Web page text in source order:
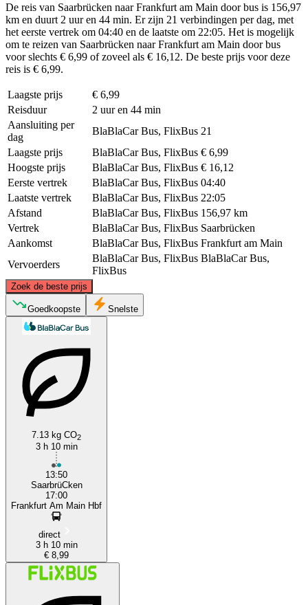
De reis van Saarbrücken naar Frankfurt am Main door bus is 156,97
km en duurt 2 uur en 44 min. Er zijn 21 verbindingen per dag, met
het eerste vertrek om 04:40 en de laatste om 22:05. Het is mogelijk
om te reizen van Saarbrücken naar Frankfurt am Main door bus
voor slechts € 6,99 of zoveel als € 16,12. De beste prijs voor deze
reis is € 6,99.
Laagste prijs
€ 6,99
Reisduur
2 uur en 44 min
Aansluiting per
dag
BlaBlaCar Bus, FlixBus 21
Laagste prijs
BlaBlaCar Bus, FlixBus € 6,99
Hoogste prijs
BlaBlaCar Bus, FlixBus € 16,12
Eerste vertrek
BlaBlaCar Bus, FlixBus 04:40
Laatste vertrek
BlaBlaCar Bus, FlixBus 22:05
Afstand
BlaBlaCar Bus, FlixBus 156,97 km
Vertrek
BlaBlaCar Bus, FlixBus Saarbrücken
Aankomst
BlaBlaCar Bus, FlixBus Frankfurt am Main
Vervoerders
BlaBlaCar Bus, FlixBus BlaBlaCar Bus,
FlixBus
Zoek de beste prijs
Saarbrücken
Goedkoopste Snelste
7.13 kg CO2
3 h 10 min
13:50
SaarbrüCken
17:00
Frankfurt Am Main Hbf
direct
3 h 10 min
€ 8,99